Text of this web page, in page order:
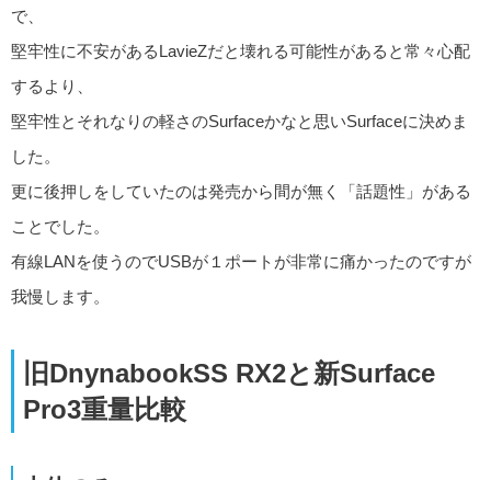
で、
堅牢性に不安があるLavieZだと壊れる可能性があると常々心配
するより、
堅牢性とそれなりの軽さのSurfaceかなと思いSurfaceに決めま
した。
更に後押しをしていたのは発売から間が無く「話題性」がある
ことでした。
有線LANを使うのでUSBが１ポートが非常に痛かったのですが
我慢します。
旧DnynabookSS RX2と新Surface
Pro3重量比較